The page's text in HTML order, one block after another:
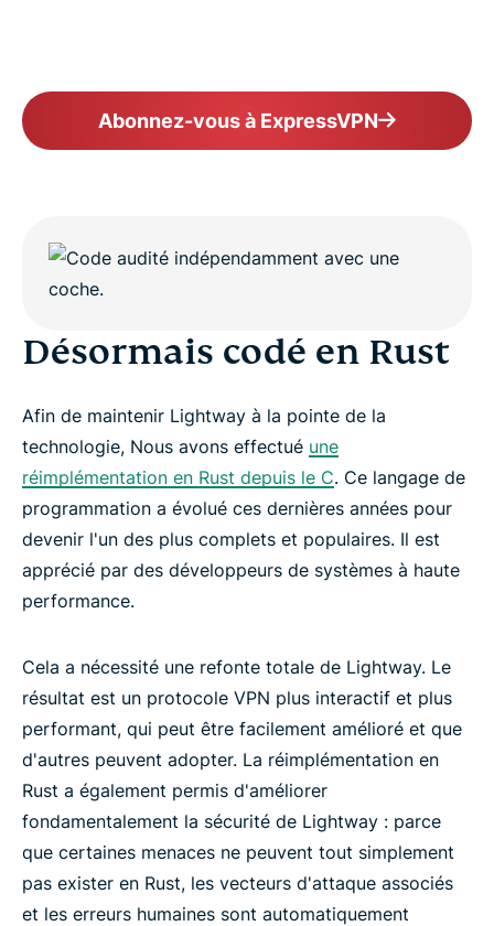
Abonnez-vous à ExpressVPN
Désormais codé en Rust
Afin de maintenir Lightway à la pointe de la
technologie, Nous avons effectué une
réimplémentation en Rust depuis le C. Ce langage de
programmation a évolué ces dernières années pour
devenir l'un des plus complets et populaires. Il est
apprécié par des développeurs de systèmes à haute
performance.
Cela a nécessité une refonte totale de Lightway. Le
résultat est un protocole VPN plus interactif et plus
performant, qui peut être facilement amélioré et que
d'autres peuvent adopter. La réimplémentation en
Rust a également permis d'améliorer
fondamentalement la sécurité de Lightway : parce
que certaines menaces ne peuvent tout simplement
pas exister en Rust, les vecteurs d'attaque associés
et les erreurs humaines sont automatiquement